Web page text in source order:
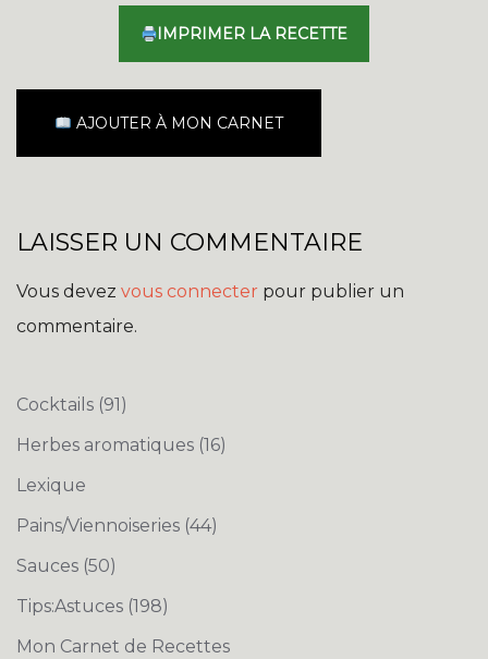
IMPRIMER LA RECETTE
AJOUTER À MON CARNET
LAISSER UN COMMENTAIRE
Vous devez vous connecter pour publier un
commentaire.
Cocktails (91)
Herbes aromatiques (16)
Lexique
Pains/Viennoiseries (44)
Sauces (50)
Tips:Astuces (198)
Mon Carnet de Recettes